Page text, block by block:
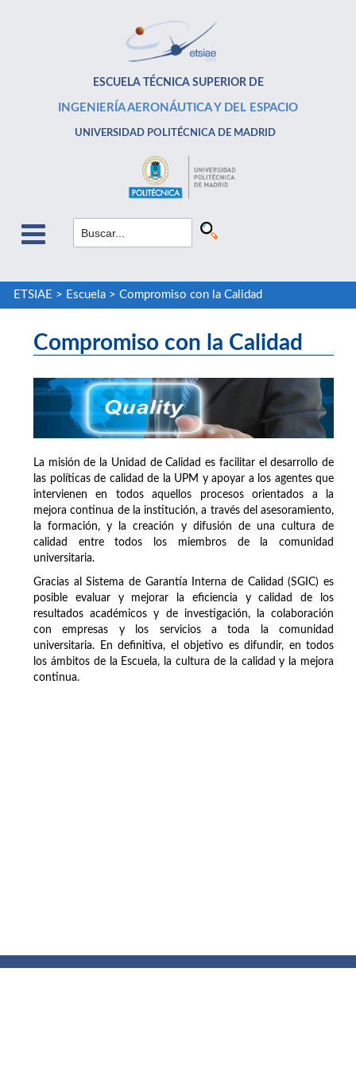
ESCUELA TÉCNICA SUPERIOR DE
INGENIERÍA AERONÁUTICA Y DEL ESPACIO
UNIVERSIDAD POLITÉCNICA DE MADRID
ETSIAE > Escuela> Compromiso con la Calidad
Compromiso con la Calidad
La misión de la Unidad de Calidad es facilitar el desarrollo de
las políticas de calidad de la UPM y apoyar a los agentes que
intervienen en todos aquellos procesos orientados a la
mejora continua de la institución, a través del asesoramiento,
la formación, y la creación y difusión de una cultura de
calidad entre todos los miembros de la comunidad
universitaria.
Gracias al Sistema de Garantía Interna de Calidad (SGIC) es
posible evaluar y mejorar la eficiencia y calidad de los
resultados académicos y de investigación, la colaboración
con empresas y los servicios a toda la comunidad
universitaria. En definitiva, el objetivo es difundir, en todos
los ámbitos de la Escuela, la cultura de la calidad y la mejora
continua.